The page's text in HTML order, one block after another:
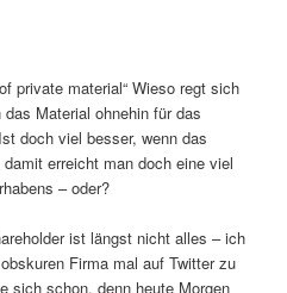
private material“ Wieso regt sich
Material ohnehin für das
doch viel besser, wenn das
erreicht man doch eine viel
– oder?
ist längst nicht alles – ich
Firma mal auf Twitter zu
sich schon, denn heute Morgen